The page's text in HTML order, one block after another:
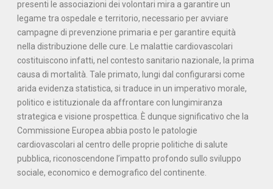
presenti le associazioni dei volontari mira a garantire un
legame tra ospedale e territorio, necessario per avviare
campagne di prevenzione primaria e per garantire equità
nella distribuzione delle cure. Le malattie cardiovascolari
costituiscono infatti, nel contesto sanitario nazionale, la prima
causa di mortalità. Tale primato, lungi dal configurarsi come
arida evidenza statistica, si traduce in un imperativo morale,
politico e istituzionale da affrontare con lungimiranza
strategica e visione prospettica. È dunque significativo che la
Commissione Europea abbia posto le patologie
cardiovascolari al centro delle proprie politiche di salute
pubblica, riconoscendone l’impatto profondo sullo sviluppo
sociale, economico e demografico del continente.